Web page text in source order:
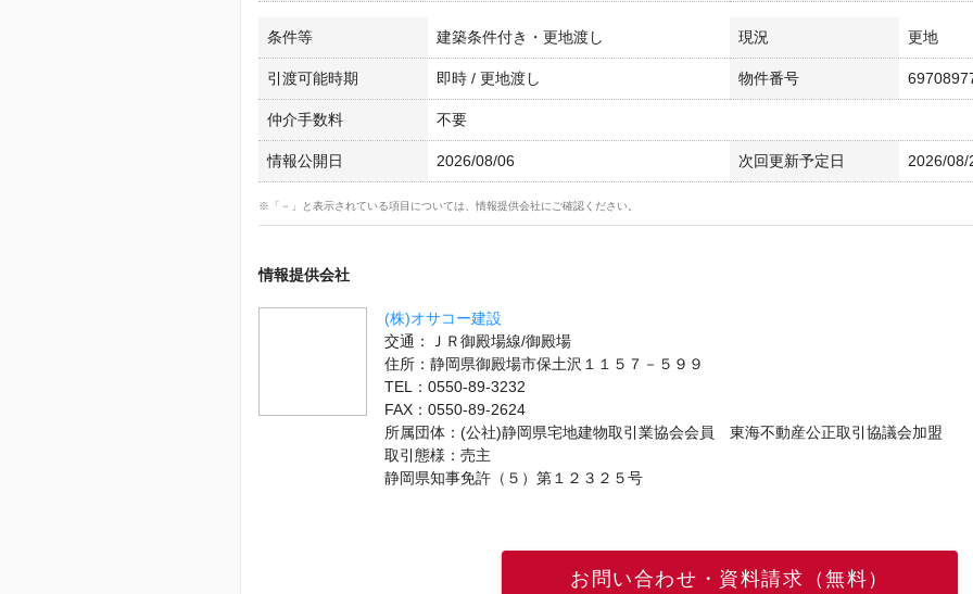
条件等 建築条件付き・更地渡し 現況 更地
引渡可能時期 即時 / 更地渡し 物件番号
仲介手数料 不要
情報公開日 2026/08/06 次回更新予定日 2026/08/
※「－」と表示されている項目については、情報提供会社にご確認ください。
情報提供会社
(株)オサコー建設
交通：ＪＲ御殿場線/御殿場
住所：静岡県御殿場市保土沢１１５７－５９９
TEL：0550-89-3232
FAX：0550-89-2624
所属団体：(公社)静岡県宅地建物取引業協会会員 東海不動産公正取引協議会加盟
取引態様：売主
静岡県知事免許（５）第１２３２５号
お問い合わせ・資料請求（無料）